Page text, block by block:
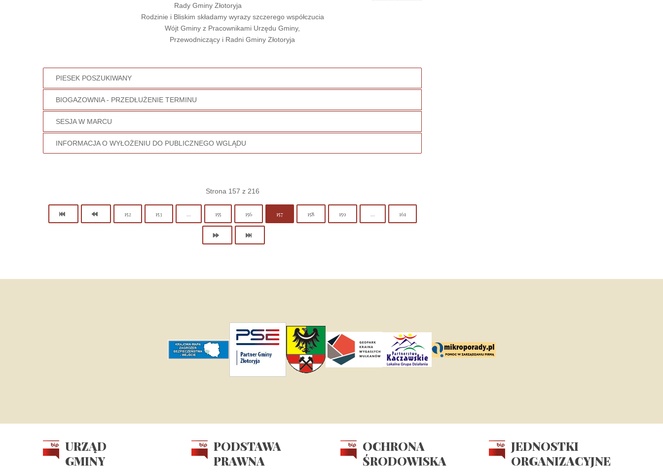
Rady Gminy Złotoryja
Rodzinie i Bliskim składamy wyrazy szczerego współczucia
Wójt Gminy z Pracownikami Urzędu Gminy,
Przewodniczący i Radni Gminy Złotoryja
PIESEK POSZUKIWANY
BIOGAZOWNIA - PRZEDŁUŻENIE TERMINU
SESJA W MARCU
INFORMACJA O WYŁOŻENIU DO PUBLICZNEGO WGLĄDU
Strona 157 z 216
152 153 ... 155 156 157 158 159 ... 161
URZĄD
GMINY
PODSTAWA
PRAWNA
OCHRONA
ŚRODOWISKA
JEDNOSTKI
ORGANIZACYJNE